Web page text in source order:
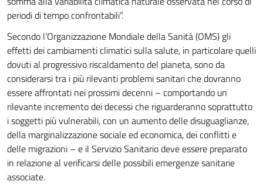
periodi di tempo confrontabili”.
Secondo l’Organizzazione Mondiale della Sanità (OMS) gli
effetti dei cambiamenti climatici sulla salute, in particolare quelli
dovuti al progressivo riscaldamento del pianeta, sono da
considerarsi tra i più rilevanti problemi sanitari che dovranno
essere affrontati nei prossimi decenni – comportando un
rilevante incremento dei decessi che riguarderanno soprattutto
i soggetti più vulnerabili, con un aumento delle disuguaglianze,
della marginalizzazione sociale ed economica, dei conflitti e
delle migrazioni – e il Servizio Sanitario deve essere preparato
in relazione al verificarsi delle possibili emergenze sanitarie
associate.